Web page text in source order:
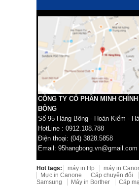
CÔNG TY CỔ PHẦN MINH
BÔNG
Số 95 Hàng Bông - Hoàn Kiếm -
HotLine : 0912.108.788
Điện thoại: (04) 3828.5858
Email: 95hangbong.vn@gmail.com
Hot tags: máy in Hp máy in
Mực in Canone
Cáp chuyển đổi
Samsung
Máy in Borther Cáp